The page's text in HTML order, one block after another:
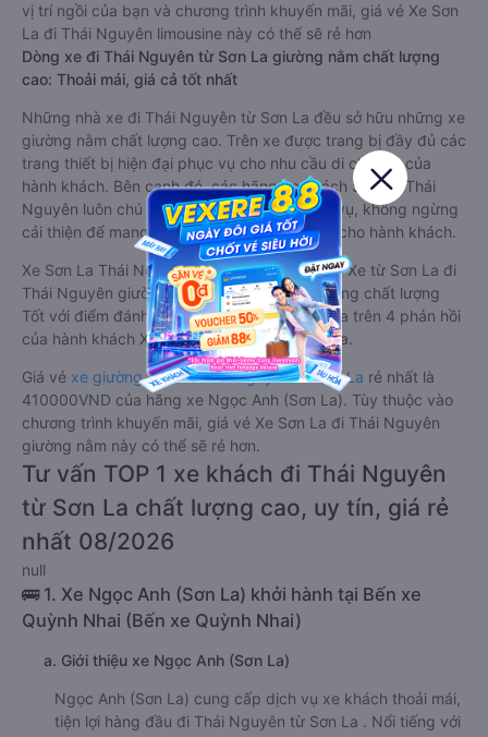
vị trí ngồi của bạn và chương trình khuyến mãi, giá vé Xe Sơn
La đi Thái Nguyên limousine này có thể sẽ rẻ hơn
Dòng xe đi Thái Nguyên từ Sơn La giường nằm chất lượng
cao: Thoải mái, giá cả tốt nhất
Những nhà xe đi Thái Nguyên từ Sơn La đều sở hữu những xe
giường nằm chất lượng cao. Trên xe được trang bị đầy đủ các
trang thiết bị hiện đại phục vụ cho nhu cầu di chuyển của
hành khách. Bên cạnh đó, các hãng xe khách Sơn La Thái
Nguyên luôn chú trọng đến chất lượng dịch vụ, không ngừng
cải thiện để mang đến trải nghiệm hoàn hảo cho hành khách.
Xe Sơn La Thái Nguyên giường nằm tốt nhất: Xe từ Sơn La đi
Thái Nguyên giường nằm được đánh giá chung chất lượng
Tốt với điểm đánh giá trung bình từ 5.0/5 dựa trên 4 phản hồi
của hành khách Xe về Thái Nguyên từ Sơn La.
Giá vé xe giường nằm đi Thái Nguyên từ Sơn La rẻ nhất là
410000VND của hãng xe Ngọc Anh (Sơn La). Tùy thuộc vào
chương trình khuyến mãi, giá vé Xe Sơn La đi Thái Nguyên
giường nằm này có thể sẽ rẻ hơn.
Tư vấn TOP 1 xe khách đi Thái Nguyên
từ Sơn La chất lượng cao, uy tín, giá rẻ
nhất 08/2026
null
🚌 1. Xe Ngọc Anh (Sơn La) khởi hành tại Bến xe
Quỳnh Nhai (Bến xe Quỳnh Nhai)
a. Giới thiệu xe Ngọc Anh (Sơn La)
Ngọc Anh (Sơn La) cung cấp dịch vụ xe khách thoải mái,
tiện lợi hàng đầu đi Thái Nguyên từ Sơn La . Nổi tiếng với